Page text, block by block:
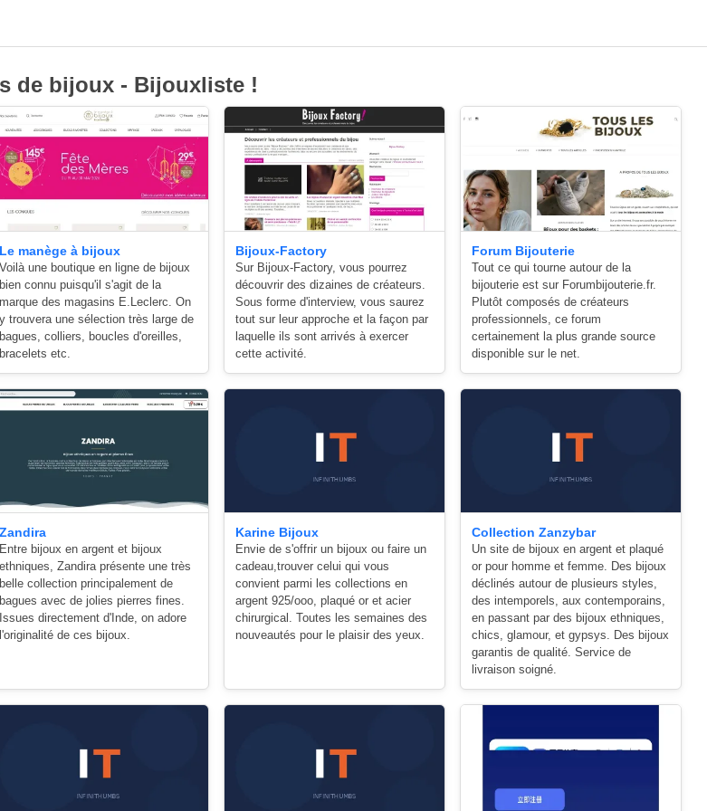
de bijoux - Bijouxliste !
Le manège à bijoux
Voilà une boutique en ligne de bijoux
bien connu puisqu'il s'agit de la
marque des magasins E.Leclerc. On
y trouvera une sélection très large de
bagues, colliers, boucles d'oreilles,
bracelets etc.
Bijoux-Factory
Sur Bijoux-Factory, vous pourrez
découvrir des dizaines de créateurs.
Sous forme d'interview, vous saurez
tout sur leur approche et la façon par
laquelle ils sont arrivés à exercer
cette activité.
Forum Bijouterie
Tout ce qui tourne autour de la
bijouterie est sur Forumbijouterie.fr.
Plutôt composés de créateurs
professionnels, ce forum
certainement la plus grande source
disponible sur le net.
Zandira
Entre bijoux en argent et bijoux
ethniques, Zandira présente une très
belle collection principalement de
bagues avec de jolies pierres fines.
Issues directement d'Inde, on adore
l'originalité de ces bijoux.
Karine Bijoux
Envie de s'offrir un bijoux ou faire un
cadeau,trouver celui qui vous
convient parmi les collections en
argent 925/ooo, plaqué or et acier
chirurgical. Toutes les semaines des
nouveautés pour le plaisir des yeux.
Collection Zanzybar
Un site de bijoux en argent et plaqué
or pour homme et femme. Des bijoux
déclinés autour de plusieurs styles,
des intemporels, aux contemporains,
en passant par des bijoux ethniques,
chics, glamour, et gypsys. Des bijoux
garantis de qualité. Service de
livraison soigné.